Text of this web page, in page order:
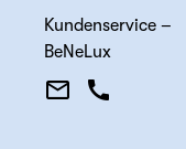
Kundenservice –
BeNeLux